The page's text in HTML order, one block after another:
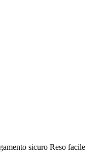
sicuro Reso facile